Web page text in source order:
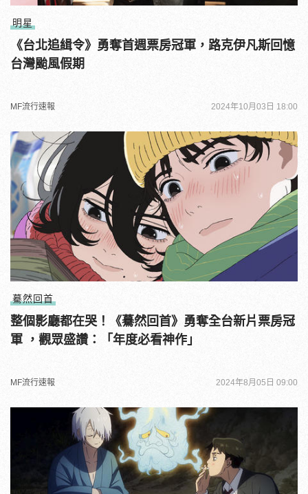
明星
《台北追緝令》勇奪首週票房冠軍，路克伊凡斯回憶
台灣颱風假期
MF流行速報 2024年10月03日 18:00
驀然回首
整個影廳都在哭！《驀然回首》勇奪全台新片票房冠
軍 ，觀眾盛讚：「年度必看神作」
MF流行速報 2024年8月05日 09:00